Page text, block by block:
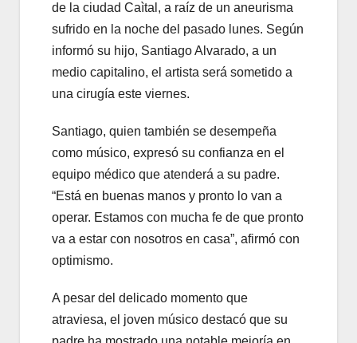
de la ciudad Caìtal, a raíz de un aneurisma
sufrido en la noche del pasado lunes. Según
informó su hijo, Santiago Alvarado, a un
medio capitalino, el artista será sometido a
una cirugía este viernes.
Santiago, quien también se desempeña
como músico, expresó su confianza en el
equipo médico que atenderá a su padre.
“Está en buenas manos y pronto lo van a
operar. Estamos con mucha fe de que pronto
va a estar con nosotros en casa”, afirmó con
optimismo.
A pesar del delicado momento que
atraviesa, el joven músico destacó que su